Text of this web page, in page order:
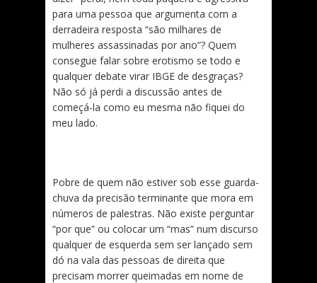
para uma pessoa que argumenta com a
derradeira resposta “são milhares de
mulheres assassinadas por ano”? Quem
consegue falar sobre erotismo se todo e
qualquer debate virar IBGE de desgraças?
Não só já perdi a discussão antes de
começá-la como eu mesma não fiquei do
meu lado.
Pobre de quem não estiver sob esse guarda-
chuva da precisão terminante que mora em
números de palestras. Não existe perguntar
“por que” ou colocar um “mas” num discurso
qualquer de esquerda sem ser lançado sem
dó na vala das pessoas de direita que
precisam morrer queimadas em nome de